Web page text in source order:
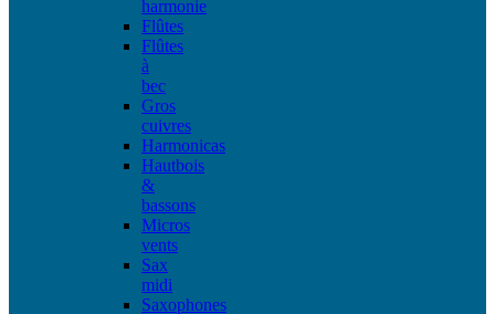
harmonie
Flûtes
Flûtes
à
bec
Gros
cuivres
Harmonicas
Hautbois
&
bassons
Micros
vents
Sax
midi
Saxophones